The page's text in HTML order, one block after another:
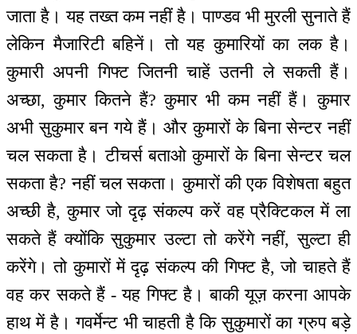
जाता है। यह तख्त कम नहीं है। पाण्डव भी मुरली सुनाते हैं
लेकिन मैजारिटी बहिनें। तो यह कुमारियों का लक है।
कुमारी अपनी गिफ्ट जितनी चाहें उतनी ले सकती हैं।
अच्छा, कुमार कितने हैं? कुमार भी कम नहीं हैं। कुमार
अभी सुकुमार बन गये हैं। और कुमारों के बिना सेन्टर नहीं
चल सकता है। टीचर्स बताओ कुमारों के बिना सेन्टर चल
सकता है? नहीं चल सकता। कुमारों की एक विशेषता बहुत
अच्छी है, कुमार जो दृढ़ संकल्प करें वह प्रैक्टिकल में ला
सकते हैं क्योंकि सुकुमार उल्टा तो करेंगे नहीं, सुल्टा ही
करेंगे। तो कुमारों में दृढ़ संकल्प की गिफ्ट है, जो चाहते हैं
वह कर सकते हैं - यह गिफ्ट है। बाकी यूज़ करना आपके
हाथ में है। गवर्मेन्ट भी चाहती है कि सुकुमारों का ग्रुप बड़े